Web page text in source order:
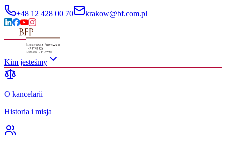
+48 12 428 00 70 krakow@bf.com.pl
Kim jesteśmy
O kancelarii
Historia i misja